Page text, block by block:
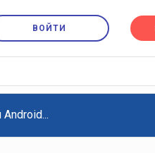
ВОЙТИ